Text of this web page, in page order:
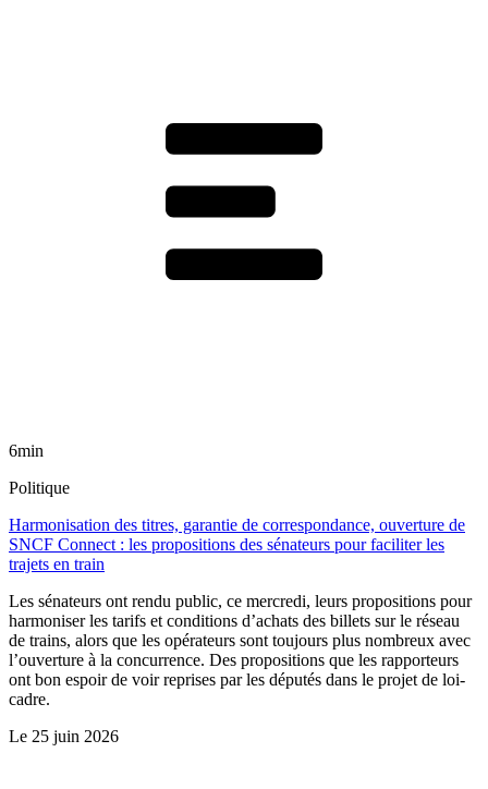
6min
Politique
Harmonisation des titres, garantie de correspondance, ouverture de
SNCF Connect : les propositions des sénateurs pour faciliter les
trajets en train
Les sénateurs ont rendu public, ce mercredi, leurs propositions pour
harmoniser les tarifs et conditions d’achats des billets sur le réseau
de trains, alors que les opérateurs sont toujours plus nombreux avec
l’ouverture à la concurrence. Des propositions que les rapporteurs
ont bon espoir de voir reprises par les députés dans le projet de loi-
cadre.
Le 25 juin 2026